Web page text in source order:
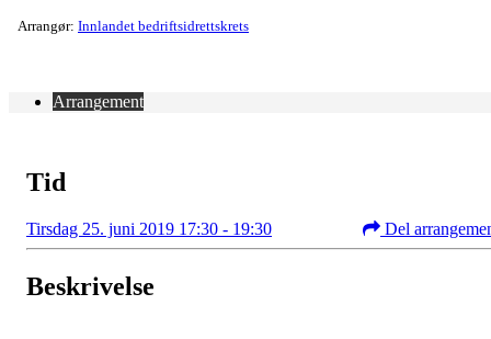
Arrangør: Innlandet bedriftsidrettskrets
Arrangement
Tid
Tirsdag 25. juni 2019 17:30 - 19:30 Del
Beskrivelse